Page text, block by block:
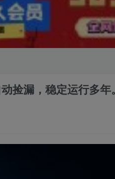
捡漏，稳定运行多